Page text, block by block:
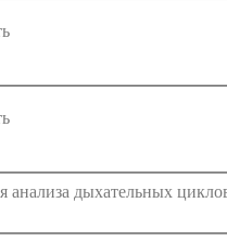
анализа дыхательных